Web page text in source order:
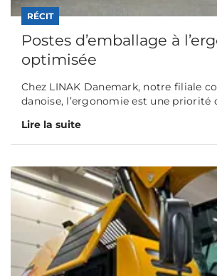
RÉCIT
Postes d’emballage à
optimisée
Chez LINAK Danemark, notre filiale
danoise, l’ergonomie est une priorité
Lire la suite